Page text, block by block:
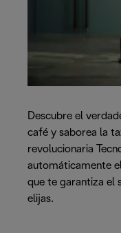
Descubre el
café y saborea la
revolucionaria
automáticamente
que te garantiza el
elijas.